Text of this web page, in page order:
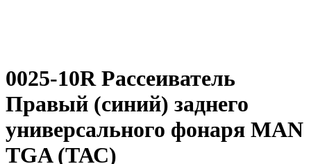
0025-10R Рассеиватель
Правый (синий) заднего
универсального фонаря MAN
TGA (ТАС)